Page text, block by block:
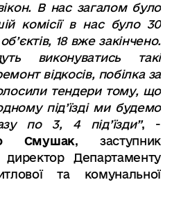
. В нас загалом було
комісії в нас було 30
’єктів,18 вже закінчено.
виконуватись такі
відкосів,побілка за
тендери тому,що
під’їзді ми будемо
по 3,4 під’їзди”, -
Смушак, заступник
директор Департаменту
та комунальної